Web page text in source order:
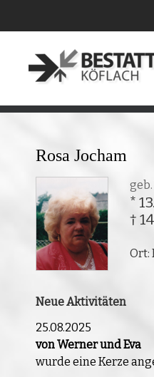
Rosa Jocham
*
†
Ort:
Neue Aktivitäten
25.08.2025
von Werner und Eva
wurde eine Kerze